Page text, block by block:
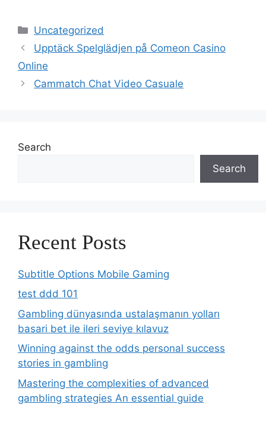
Categories
Uncategorized
Upptäck Spelglädjen på Comeon Casino
Online
Cammatch Chat Video Casuale
Search
Search
Recent Posts
Subtitle Options Mobile Gaming
test ddd 101
Gambling dünyasında ustalaşmanın yolları
basari bet ile ileri seviye kılavuz
Winning against the odds personal success
stories in gambling
Mastering the complexities of advanced
gambling strategies An essential guide